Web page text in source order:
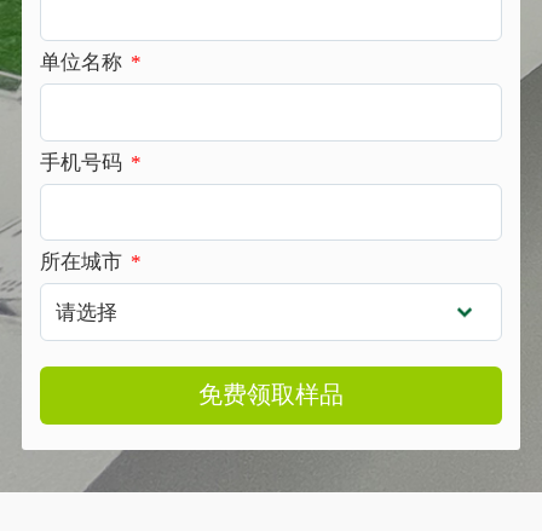
单位名称 *
手机号码 *
所在城市 *
免费领取样品